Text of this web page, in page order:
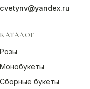
cvetynv@yandex.ru
КАТАЛОГ
Розы
Монобукеты
Сборные букеты